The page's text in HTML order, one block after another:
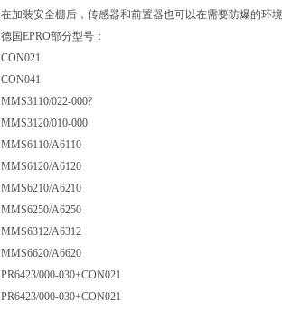
在加装安全栅后，传感器和前置器也可以在需要防爆的环
德国EPRO部分型号：
CON021
CON041
MMS3110/022-000?
MMS3120/010-000
MMS6110/A6110
MMS6120/A6120
MMS6210/A6210
MMS6250/A6250
MMS6312/A6312
MMS6620/A6620
PR6423/000-030+CON021
PR6423/000-030+CON021